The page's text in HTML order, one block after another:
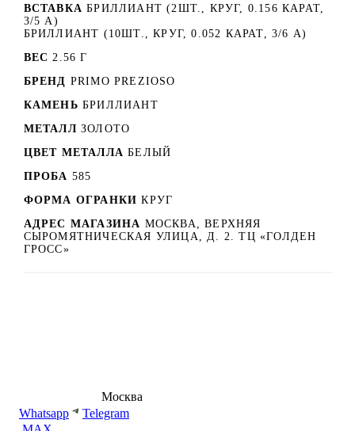
ВСТАВКА БРИЛЛИАНТ (2ШТ., КРУГ, 0.156 КАРАТ,
3/5 А)
БРИЛЛИАНТ (10ШТ., КРУГ, 0.052 КАРАТ, 3/6 А)
ВЕС 2.56 Г
БРЕНД PRIMO PREZIOSO
КАМЕНЬ БРИЛЛИАНТ
МЕТАЛЛ ЗОЛОТО
ЦВЕТ МЕТАЛЛА БЕЛЫЙ
ПРОБА 585
ФОРМА ОГРАНКИ КРУГ
АДРЕС МАГАЗИНА МОСКВА, ВЕРХНЯЯ
СЫРОМЯТНИЧЕСКАЯ УЛИЦА, Д. 2. ТЦ «ГОЛДЕН
ГРОСС»
Москва
Whatsapp
Telegram